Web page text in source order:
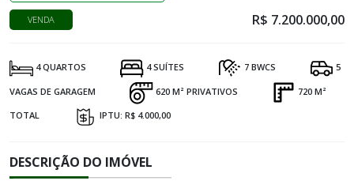
VENDA R$ 7.200.000,00
4 QUARTOS 4 SUÍTES 7 BWCS 5
VAGAS DE GARAGEM 620 M² PRIVATIVOS 720 M²
TOTAL IPTU: R$ 4.000,00
DESCRIÇÃO DO IMÓVEL